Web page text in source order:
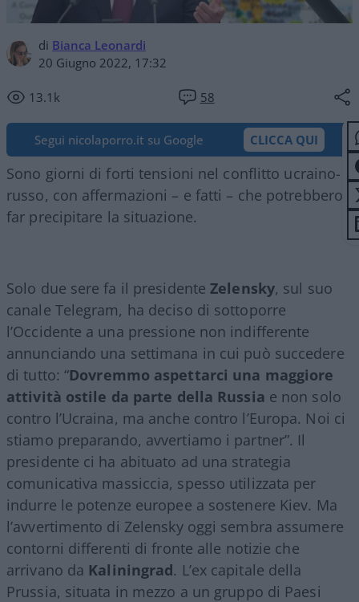
di Bianca Leonardi
20 Giugno 2022, 17:32
13.1k 58
Segui nicolaporro.it su Google CLICCA QUI
Sono giorni di forti tensioni nel conflitto ucraino-
russo, con affermazioni – e fatti – che potrebbero
far precipitare la situazione.
Solo due sere fa il presidenteZelensky, sul suo
canale Telegram, ha deciso di sottoporre
l’Occidente a una pressione non indifferente
annunciando una settimana in cui può succedere
di tutto: “Dovremmo aspettarci una maggiore
attività ostile da parte della Russia e non solo
contro l’Ucraina, ma anche contro l’Europa. Noi ci
stiamo preparando, avvertiamo i partner”. Il
presidente ci ha abituato ad una strategia
comunicativa massiccia, spesso utilizzata per
indurre le potenze europee a sostenere Kiev. Ma
l’avvertimento di Zelensky oggi sembra assumere
contorni differenti di fronte alle notizie che
arrivano da Kaliningrad. L’ex capitale della
Prussia, situata in mezzo a un gruppo di Paesi